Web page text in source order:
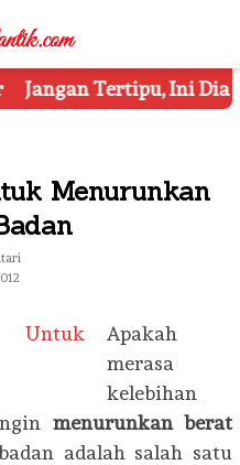
Mengetahui Kosmetik
Menurunkan
Apakah
merasa
kelebihan
menurunkan berat
adalah salah satu